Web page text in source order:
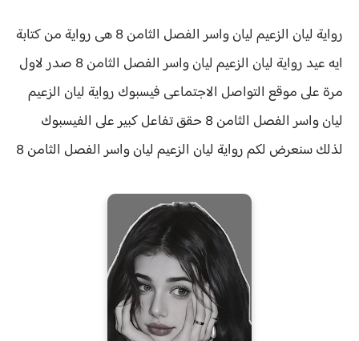
رواية ليان الزعيم ليان واسر الفصل الثامن 8 هى رواية من كتابة
ايه عيد رواية
ليان الزعيم ليان واسر الفصل الثامن 8 صدر لاول
مرة على موقع التواصل الاجتماعى فيسبوك رواية ليان الزعيم
ليان واسر الفصل الثامن 8 حقق
تفاعل كبير على الفيسبوك
لذلك سنعرض لكمرواية ليان الزعيم ليان واسر الفصل الثامن 8